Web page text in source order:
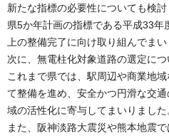
新たな指標の必要性についても検
県5か年計画の指標である平成33年
上の整備完了に向け取り組んでまい
次に、無電柱化対象道路の選定につ
これまで県では、駅周辺や商業地
て整備を進め、安全かつ円滑な交
域の活性化に寄与してまいりました
また、阪神淡路大震災や熊本地震